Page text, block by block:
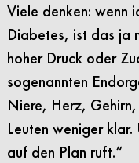
Viele denken: wenn
Diabetes, ist das ja
hoher Druck oder
sogenannten
Niere, Herz,
Leuten weniger
auf den Plan ruft.“